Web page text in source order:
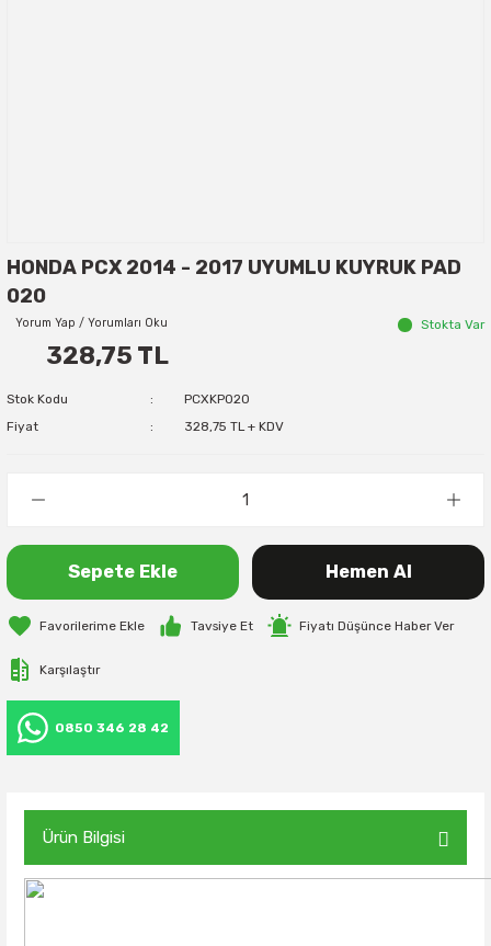
HONDA PCX 2014 - 2017 UYUMLU KUYRUK PAD
020
Yorum Yap / Yorumları Oku Stokta Var
328,75 TL
Stok Kodu
PCXKP020
Fiyat
328,75 TL + KDV
Sepete Ekle Hemen Al
Tavsiye Et Fiyatı Düşünce Haber Ver
Karşılaştır
0850 346 28 42
Ürün Bilgisi